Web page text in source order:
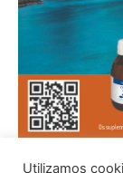
Utilizamos